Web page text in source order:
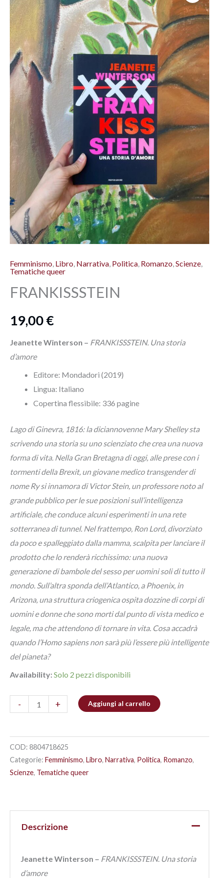
Femminismo, Libro, Narrativa, Politica, Romanzo,Scienze,
Tematiche queer
FRANKISSSTEIN
19,00€
Jeanette Winterson – FRANKISSSTEIN. Una storia
d’amore
Editore: Mondadori (2019)
Lingua:‎ Italiano
Copertina flessibile: 336 pagine
Lago di Ginevra, 1816: la diciannovenne Mary Shelley sta
scrivendo una storia su uno scienziato che crea una nuova
forma di vita. Nella Gran Bretagna di oggi, alle prese con i
tormenti della Brexit, un giovane medico transgender di
nome Ry si innamora di Victor Stein, un professore noto al
grande pubblico per le sue posizioni sull’intelligenza
artificiale, che conduce alcuni esperimenti in una rete
sotterranea di tunnel. Nel frattempo, Ron Lord, divorziato
da poco e spalleggiato dalla mamma, scalpita per lanciare il
prodotto che lo renderà ricchissimo: una nuova
generazione di bambole del sesso per uomini soli di tutto il
mondo. Sull’altra sponda dell’Atlantico, a Phoenix, in
Arizona, una struttura criogenica ospita dozzine di corpi di
uomini e donne che sono morti dal punto di vista medico e
legale, ma che attendono di tornare in vita. Cosa accadrà
quando l’Homo sapiens non sarà più l’essere più intelligente
del pianeta?
Availability: Solo 2 pezzi disponibili
- + Aggiungi al carrello
COD: 8804718625
Categorie: Femminismo, Libro, Narrativa, Politica, Romanzo,
Scienze, Tematiche queer
Descrizione
Jeanette Winterson – FRANKISSSTEIN. Una storia
d’amore